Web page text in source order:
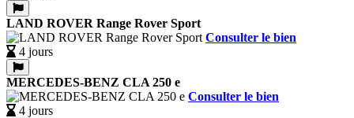
LAND ROVER Range Rover Sport
Consulter le bien
4 jours
MERCEDES-BENZ CLA 250 e
Consulter le bien
4 jours